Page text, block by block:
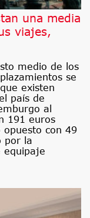
una media
viajes,
medio de los
se
existen
país de
al
191 euros
con 49
por la
equipaje